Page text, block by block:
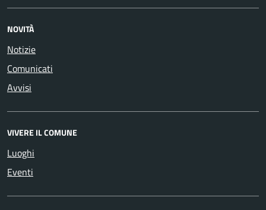
NOVITÀ
Notizie
Comunicati
Avvisi
VIVERE IL COMUNE
Luoghi
Eventi